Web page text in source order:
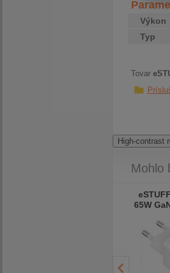
Výkon
Typ
Tovar
High-contrast
Mohlo
65W
A, EU